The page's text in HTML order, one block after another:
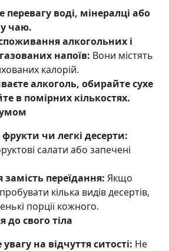
перевагу воді, мінералці або
чаю.
алкогольних і
напоїв: Вони містять
калорій.
алкоголь, обирайте сухе
в помірних кількостях.
чи легкі десерти:
салати або запечені
замість переїдання: Якщо
кілька видів десертів,
порції кожного.
до свого тіла
на відчуття ситості: Не